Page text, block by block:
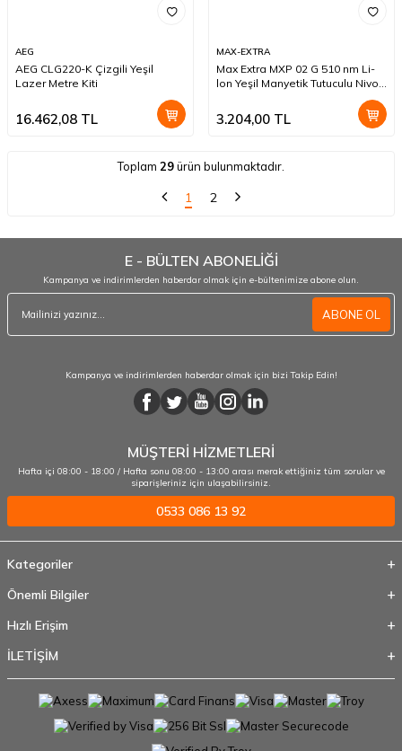
AEG
AEG CLG220-K Çizgili Yeşil
Lazer Metre Kiti
16.462,08 TL
MAX-EXTRA
Max Extra MXP 02 G 510 nm Li-
lon Yeşil Manyetik Tutuculu Nivo
3.204,00 TL
Toplam 29ürün bulunmaktadır.
1 2
E - BÜLTEN ABONELİĞİ
Kampanya ve indirimlerden haberdar olmak için e-bültenimize abone olun.
ABONE OL
Kampanya ve indirimlerden haberdar olmak için bizi Takip Edin!
MÜŞTERİ HİZMETLERİ
Hafta içi 08:00 - 18:00 / Hafta sonu 08:00 - 13:00 arası merak ettiğiniz tüm sorular ve
siparişleriniz için ulaşabilirsiniz.
0533 086 13 92
Kategoriler
Önemli Bilgiler
Hızlı Erişim
İLETİŞİM